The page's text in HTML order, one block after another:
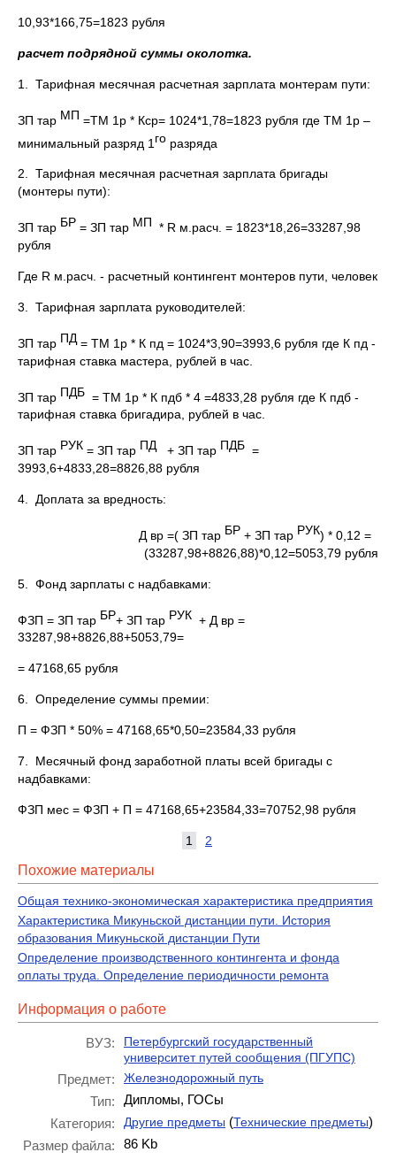
10,93*166,75=1823 рубля
расчет подрядной суммы околотка.
1. Тарифная месячная расчетная зарплата монтерам пути:
ЗП тар МП =ТМ 1р * Кср= 1024*1,78=1823 рубля где ТМ 1р –
минимальный разряд 1 го разряда
2. Тарифная месячная расчетная зарплата бригады
(монтеры пути):
ЗП тар БР = ЗП тар МП * R м.расч. = 1823*18,26=33287,98
рубля
Где R м.расч. - расчетный контингент монтеров пути, человек
3. Тарифная зарплата руководителей:
ЗП тар ПД= ТМ 1р * К пд = 1024*3,90=3993,6 рубля где К пд -
тарифная ставка мастера, рублей в час.
ЗП тар ПДБ = ТМ 1р * К пдб * 4 =4833,28 рубля где К пдб -
тарифная ставка бригадира, рублей в час.
ЗП тар РУК = ЗП тар ПД + ЗП тар ПДБ =
3993,6+4833,28=8826,88 рубля
4. Доплата за вредность:
Д вр =( ЗП тар БР + ЗП тар РУК) * 0,12 =
(33287,98+8826,88)*0,12=5053,79 рубля
5. Фонд зарплаты с надбавками:
ФЗП = ЗП тар БР+ ЗП тар РУК + Д вр =
33287,98+8826,88+5053,79=
= 47168,65 рубля
6. Определение суммы премии:
П = ФЗП * 50% = 47168,65*0,50=23584,33 рубля
7. Месячный фонд заработной платы всей бригады с
надбавками:
ФЗП мес = ФЗП + П = 47168,65+23584,33=70752,98 рубля
1 2
Похожие материалы
Общая технико-экономическая характеристика предприятия
Характеристика Микуньской дистанции пути. История
образования Микуньской дистанции Пути
Определение производственного контингента и фонда
оплаты труда. Определение периодичности ремонта
Информация о работе
ВУЗ:
Петербургский государственный
университет путей сообщения (ПГУПС)
Предмет: Железнодорожный путь
Тип:
Дипломы, ГОСы
Категория:
Другие предметы (Технические предметы)
Размер файла:
86 Kb